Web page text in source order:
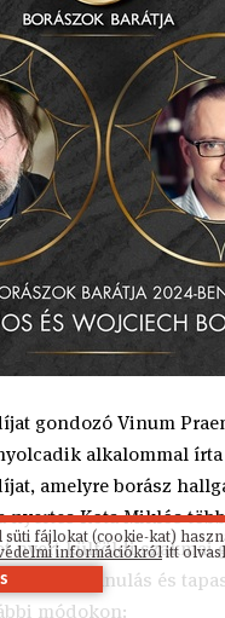
gondozó Vinum
alkalommal írta
amelyre borász
nyertes Kota Miklós
nyert külföldi szakmai
lényege a tanulás és
módokon:
fájlokat (cookie-kat)
információkrólitt